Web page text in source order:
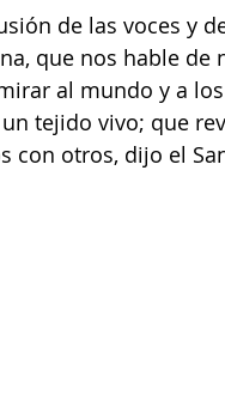
de las voces y
que nos hable de
al mundo y a
tejido vivo; que
con otros, dijo el